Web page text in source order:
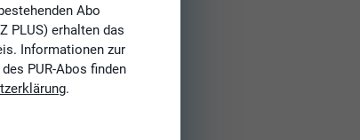
Abo
PLUS) erhalten das
Informationen zur
PUR-Abos finden
.